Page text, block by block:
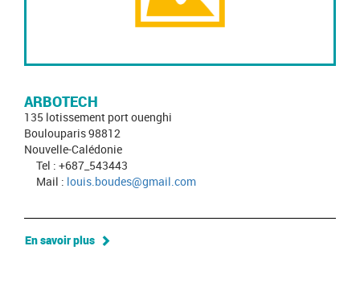
ARBOTECH
135 lotissement port ouenghi
Boulouparis 98812
Nouvelle-Calédonie
Tel : +687_543443
Mail : louis.boudes@gmail.com
En savoir plus